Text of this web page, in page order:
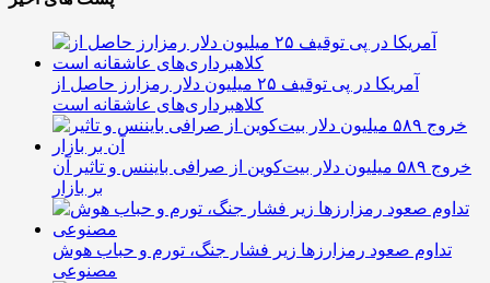
آمریکا در پی توقیف ۲۵ میلیون دلار رمزارز حاصل از
کلاهبرداری‌های عاشقانه است
خروج ۵۸۹ میلیون دلار بیت‌کوین از صرافی بایننس و تاثیر آن
بر بازار
تداوم صعود رمزارزها زیر فشار جنگ، تورم و حباب هوش
مصنوعی